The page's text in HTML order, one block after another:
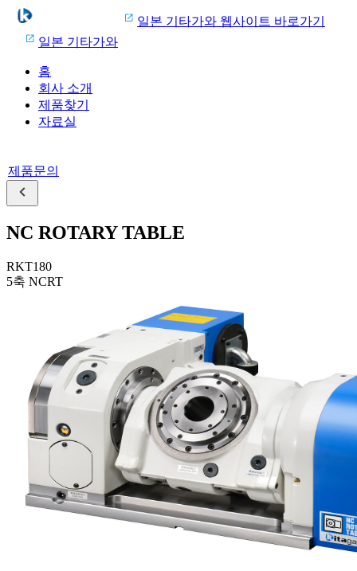
일본 기타가와 웹사이트 바로가기
일본 기타가와
홈
회사 소개
제품찾기
자료실
제품문의
NC ROTARY TABLE
RKT180
5축 NCRT